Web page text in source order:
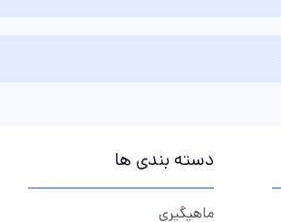
دسته بندی ها
ماهیگیری